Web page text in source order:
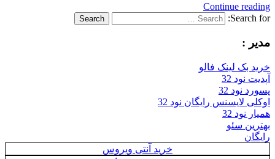
Continue reading
Search for:
Search
مدیر :
خرید بک لینک فالو
آپدیت نود 32
پسورد نود 32
اوکلی لایسنس رایگان نود 32
همیار نود 32
بهترین سئو
رایگان
خرید آنتی ویروس